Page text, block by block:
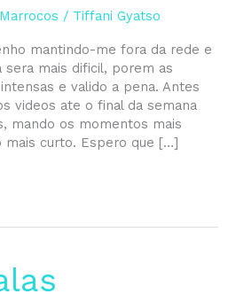
Marrocos / Tiffani Gyatso
mantindo-me fora da rede e
sera mais dificil, porem as
e valido a pena. Antes
videos ate o final da semana
mando os momentos mais
mais curto. Espero que […]